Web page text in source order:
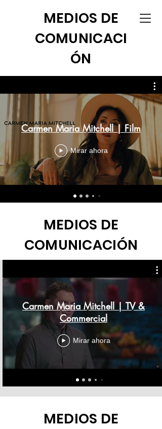
MEDIOS DE
COMUNICACI
ÓN
Carmen Maria Mitchell | Film
Mirar ahora
MEDIOS DE
COMUNICACIÓN
Carmen Maria Mitchell | TV &
Commercial
Mirar ahora
MEDIOS DE